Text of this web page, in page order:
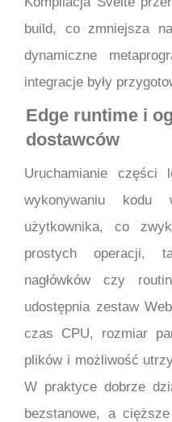
build, co zmniejsza
dynamiczne
integracje były
Edge runtime i
dostawców
Uruchamianie
wykonywaniu kodu
użytkownika, co
prostych operacji,
nagłówków czy
udostępnia zestaw
czas CPU, rozmiar
plików i możliwość
W praktyce dobrze
bezstanowe, a